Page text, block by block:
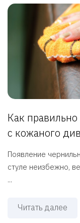
Как
с кожаного
Появление
стуле неизбежно,
...
Читать далее